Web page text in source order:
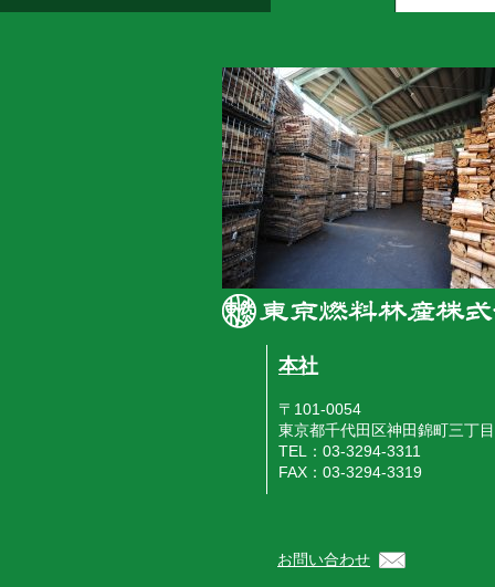
本社
〒101-0054
東京都千代田区神田錦町三丁
TEL：03-3294-3311
FAX：03-3294-3319
お問い合わせ